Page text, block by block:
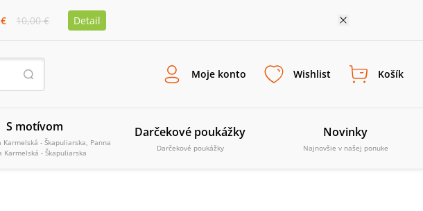
10,00 € Detail
Moje konto Wishlist Košík
S motívom
Karmelská - Škapuliarska, Panna
Karmelská - Škapuliarska
Darčekové poukážky
Darčekové poukážky
Novinky
Najnovšie v našej ponuke